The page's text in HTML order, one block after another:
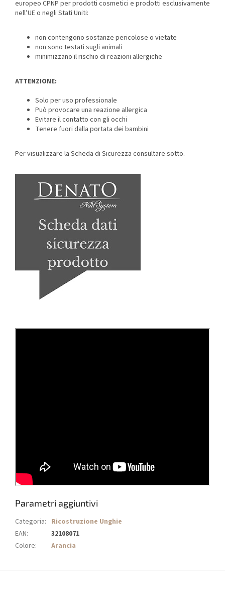
europeo CPNP per prodotti cosmetici e prodotti esclusivamente
nell’UE o negli Stati Uniti:
non contengono sostanze pericolose o vietate
non sono testati sugli animali
minimizzano il rischio di reazioni allergiche
ATTENZIONE:
Solo per uso professionale
Può provocare una reazione allergica
Evitare il contatto con gli occhi
Tenere fuori dalla portata dei bambini
Per visualizzare la Scheda di Sicurezza consultare sotto.
Parametri aggiuntivi
Categoria: Ricostruzione Unghie
EAN:
32108071
Colore: Arancia